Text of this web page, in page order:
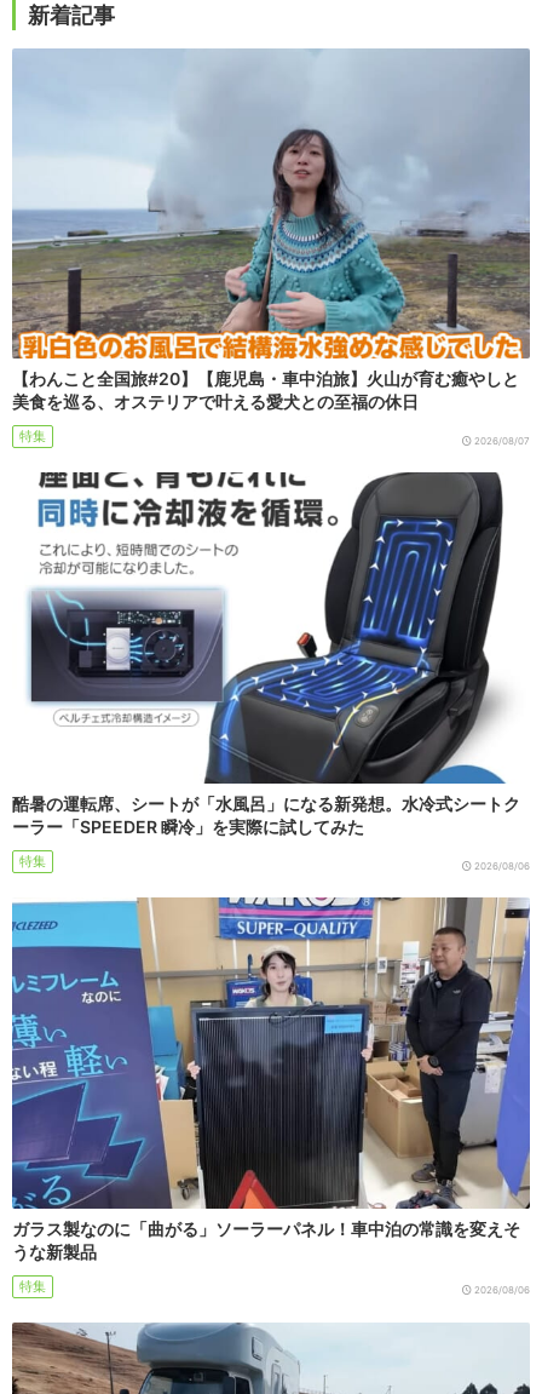
新着記事
【わんこと全国旅#20】【鹿児島・車中泊旅】火山が育む癒やしと
美食を巡る、オステリアで叶える愛犬との至福の休日
特集 2026/08/07
酷暑の運転席、シートが「水風呂」になる新発想。水冷式シートク
ーラー「SPEEDER 瞬冷」を実際に試してみた
特集 2026/08/06
ガラス製なのに「曲がる」ソーラーパネル！車中泊の常識を変えそ
うな新製品
特集 2026/08/06